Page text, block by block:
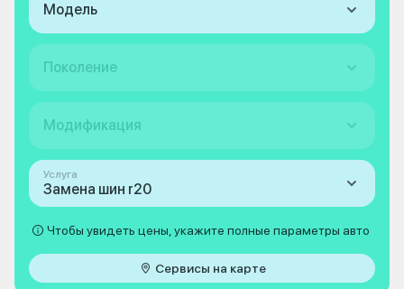
Модель
Поколение
Модификация
Услуга
Замена шин r20
Чтобы увидеть цены, укажите полные параметры авто
Сервисы на карте